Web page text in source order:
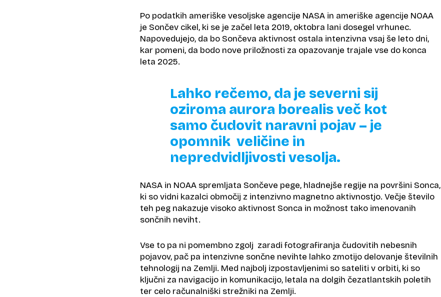
Po podatkih ameriške vesoljske agencije NASA in ameriške agencije NOAA
je Sončev cikel, ki se je začel leta 2019, oktobra lani dosegel vrhunec.
Napovedujejo, da bo Sončeva aktivnost ostala intenzivna vsaj še leto dni,
kar pomeni, da bodo nove priložnosti za opazovanje trajale vse do konca
leta 2025.
Lahko rečemo, da je severni sij
oziroma aurora borealis več kot
samo čudovit naravni pojav – je
opomnik veličine in
nepredvidljivosti vesolja.
NASA in NOAA spremljata Sončeve pege, hladnejše regije na površini Sonca,
ki so vidni kazalci območij z intenzivno magnetno aktivnostjo. Večje število
teh peg nakazuje visoko aktivnost Sonca in možnost tako imenovanih
sončnih neviht.
Vse to pa ni pomembno zgolj zaradi fotografiranja čudovitih nebesnih
pojavov, pač pa intenzivne sončne nevihte lahko zmotijo delovanje številnih
tehnologij na Zemlji. Med najbolj izpostavljenimi so sateliti v orbiti, ki so
ključni za navigacijo in komunikacijo, letala na dolgih čezatlantskih poletih
ter celo računalniški strežniki na Zemlji.